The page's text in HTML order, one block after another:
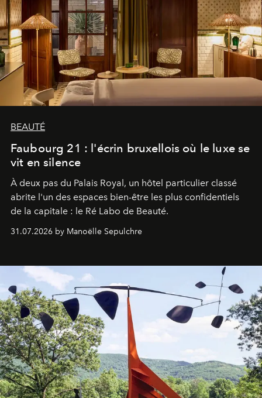
BEAUTÉ
Faubourg 21 : l'écrin bruxellois où le luxe se
vit en silence
À deux pas du Palais Royal, un hôtel particulier classé
abrite l'un des espaces bien-être les plus confidentiels
de la capitale : le Ré Labo de Beauté.
31.07.2026 by Manoëlle Sepulchre